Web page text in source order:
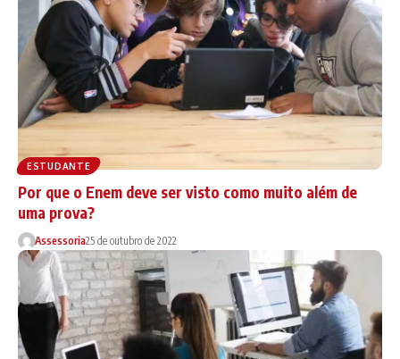
ESTUDANTE
Por que o Enem deve ser visto como muito além de
uma prova?
Assessoria25 de outubro de 2022